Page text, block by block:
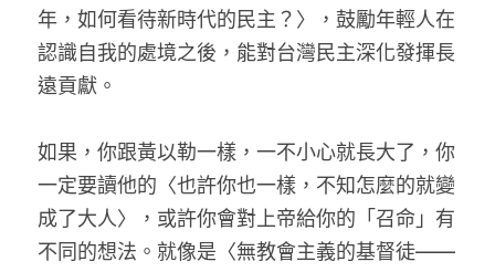
年，如何看待新時代的民主？〉，鼓勵年輕人在
認識自我的處境之後，能對台灣民主深化發揮長
遠貢獻。
如果，你跟黃以勒一樣，一不小心就長大了，你
一定要讀他的〈也許你也一樣，不知怎麼的就變
成了大人〉，或許你會對上帝給你的「召命」有
不同的想法。就像是〈無教會主義的基督徒——